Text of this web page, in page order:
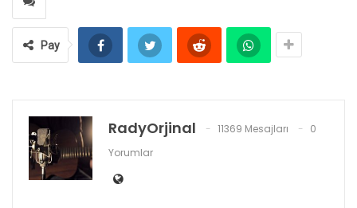
Pay
RadyOrjinal 11369 Mesajları
0
Yorumlar